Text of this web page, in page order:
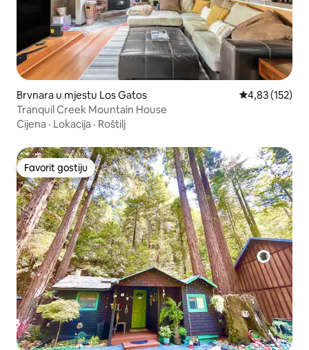
Brvnara u mjestu Los Gatos prosječna
4,83 (152)
Tranquil Creek Mountain House
Cijena · Lokacija · Roštilj
Favorit gostiju
Favorit gostiju